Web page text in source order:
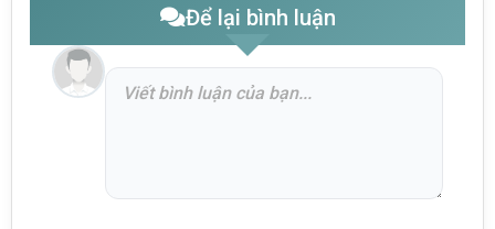
Để lại bình luận